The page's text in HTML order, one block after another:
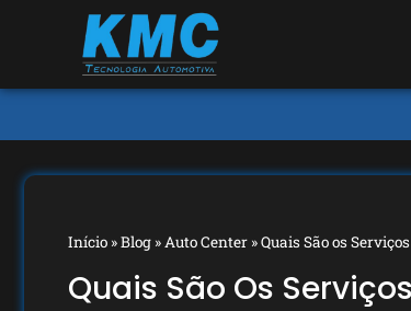
Início »Blog »Auto Center »Quais São os
Quais São Os